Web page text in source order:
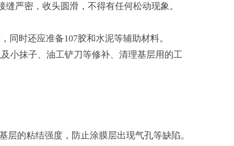
严密，收头圆滑，不得有任何松动现象。
时还应准备107胶和水泥等辅助材料。
小抹子、油工铲刀等修补、清理基层用的工
的粘结强度，防止涂膜层出现气孔等缺陷。